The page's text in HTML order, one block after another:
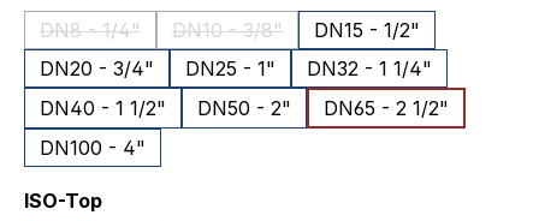
DN8 - 1/4"
(Diese Option ist zurzeit nicht verfügbar.)
DN10 - 3/8"
(Diese Option ist zurzeit nicht
DN15 - 1/2"
DN20 - 3/4"
DN25 - 1"
DN32 - 1 1/4"
DN40 - 1 1/2"
DN50 - 2"
DN65 - 2 1/2"
DN100 - 4"
ISO-Topauswählen